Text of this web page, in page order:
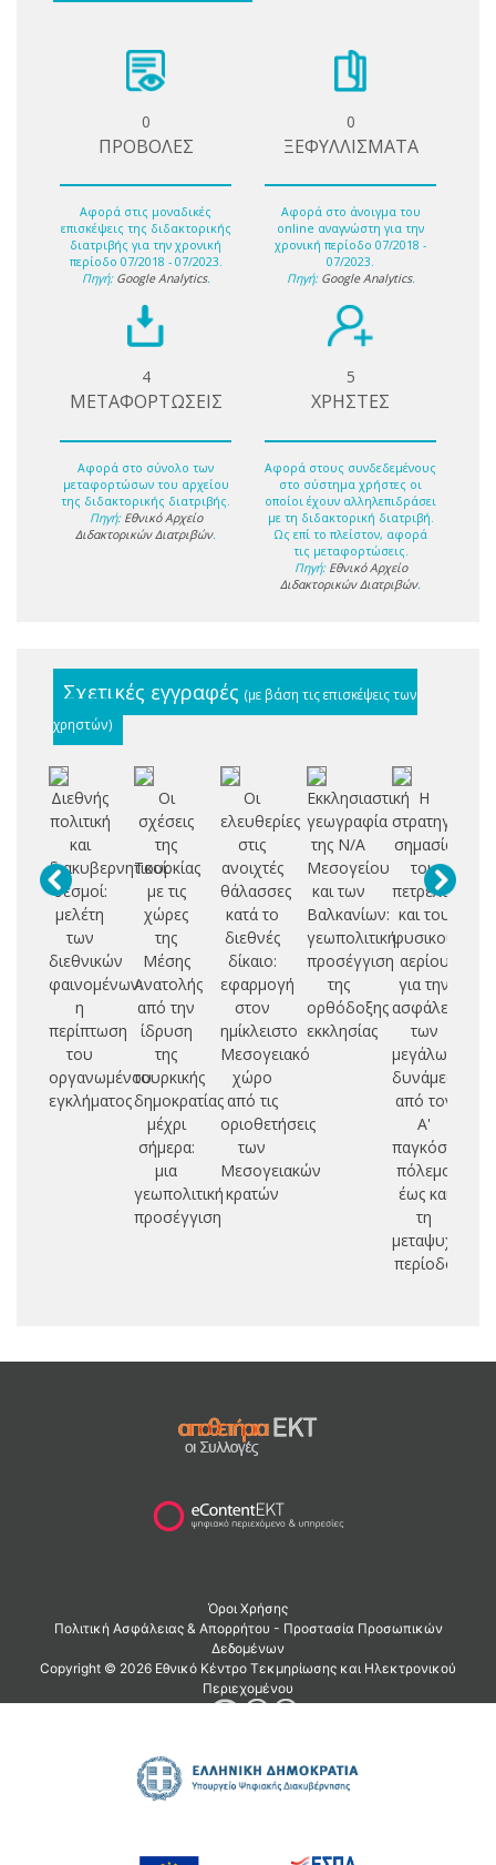
0
ΠΡΟΒΟΛΕΣ
Αφορά στις μοναδικές
επισκέψεις της διδακτορικής
διατριβής για την χρονική
περίοδο 07/2018 - 07/2023.
Πηγή: Google Analytics.
0
ΞΕΦΥΛΛΙΣΜΑΤΑ
Αφορά στο άνοιγμα του
online αναγνώστη για την
χρονική περίοδο 07/2018 -
07/2023.
Πηγή: Google Analytics.
4
ΜΕΤΑΦΟΡΤΩΣΕΙΣ
Αφορά στο σύνολο των
μεταφορτώσων του αρχείου
της διδακτορικής διατριβής.
Πηγή: Εθνικό Αρχείο
Διδακτορικών Διατριβών.
5
ΧΡΗΣΤΕΣ
Αφορά στους συνδεδεμένους
στο σύστημα χρήστες οι
οποίοι έχουν αλληλεπιδράσει
με τη διδακτορική διατριβή.
Ως επί το πλείστον, αφορά
τις μεταφορτώσεις.
Πηγή: Εθνικό Αρχείο
Διδακτορικών Διατριβών.
Σχετικές εγγραφές (με βάση τις επισκέψεις των
χρηστών)
Διεθνής
πολιτική
και
διακυβερνητικοί
θεσμοί:
μελέτη
των
διεθνικών
φαινομένων:
η
περίπτωση
του
οργανωμένου
εγκλήματος
Οι
σχέσεις
της
Τουρκίας
με τις
χώρες
της
Μέσης
Ανατολής
από την
ίδρυση
της
τουρκικής
δημοκρατίας
μέχρι
σήμερα:
μια
γεωπολιτική
προσέγγιση
Οι
ελευθερίες
στις
ανοιχτές
θάλασσες
κατά το
διεθνές
δίκαιο:
εφαρμογή
στον
ημίκλειστο
Μεσογειακό
χώρο
από τις
οριοθετήσεις
των
Μεσογειακών
κρατών
Εκκλησιαστική
γεωγραφία
της Ν/Α
Μεσογείου
και των
Βαλκανίων:
γεωπολιτική
προσέγγιση
της
ορθόδοξης
εκκλησίας
Η
στρατηγική
σημασία
του
πετρελαίου
και του
φυσικού
αερίου
για την
ασφάλεια
των
μεγάλων
δυνάμεων
από τον
Α'
παγκόσμιο
πόλεμο
έως και
τη
περίοδο